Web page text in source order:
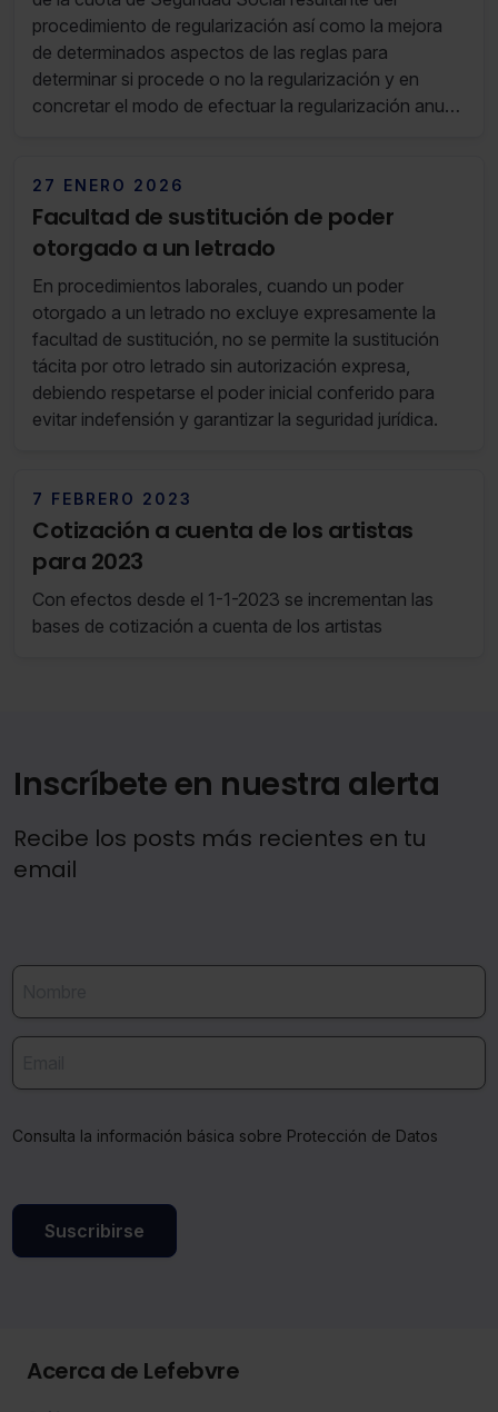
no seleccionas ninguna utilizaremos las que sean
indispensables para la navegación.
Saber más acerca de las cookies
procedimiento de regularización así como la mejora
de determinados aspectos de las reglas para
determinar si procede o no la regularización y en
concretar el modo de efectuar la regularización anual
y, como trabajador por cuenta propia, en el Grupo I
del RETM, o cuando resulten aplicables normas
específicas por razón de las características de
actividad desarrollada, como es el caso de los
trabajadores autónomos artistas con bajos
rendimientos o el de los trabajadores autónomos
dedicados a la venta ambulante.
27 ENERO 2026
Facultad de sustitución de poder
otorgado a un letrado
En procedimientos laborales, cuando un poder
otorgado a un letrado no excluye expresamente la
facultad de sustitución, no se permite la sustitución
tácita por otro letrado sin autorización expresa,
debiendo respetarse el poder inicial conferido para
evitar indefensión y garantizar la seguridad jurídica.
7 FEBRERO 2023
Cotización a cuenta de los artistas
para 2023
Con efectos desde el 1-1-2023 se incrementan las
bases de cotización a cuenta de los artistas
Inscríbete en nuestra alerta
Recibe los posts más recientes en tu
email
Consulta la información básica sobre Protección de Datos
Suscribirse
Acerca de Lefebvre